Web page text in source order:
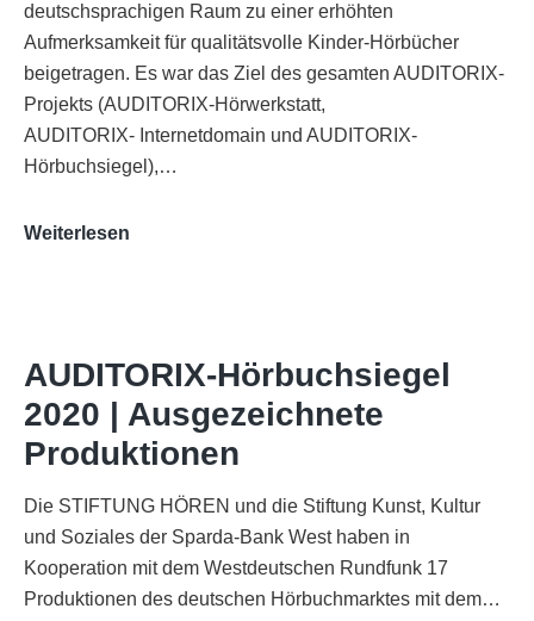
deutschsprachigen Raum zu einer erhöhten
Aufmerksamkeit für qualitätsvolle Kinder-Hörbücher
beigetragen. Es war das Ziel des gesamten AUDITORIX-
Projekts (AUDITORIX-Hörwerkstatt,
AUDITORIX- Internetdomain und AUDITORIX-
Hörbuchsiegel),…
Weiterlesen
Funkhaus
Köln
AUDITORIX-Hörbuchsiegel
2020 | Ausgezeichnete
Produktionen
Die STIFTUNG HÖREN und die Stiftung Kunst, Kultur
und Soziales der Sparda-Bank West haben in
Kooperation mit dem Westdeutschen Rundfunk 17
Produktionen des deutschen Hörbuchmarktes mit dem…